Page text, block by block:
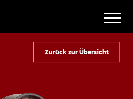
Zurück zur Übersicht